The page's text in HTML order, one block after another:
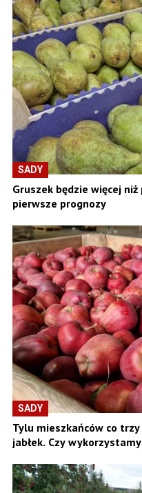
SADY
Gruszek będzie więcej niż
pierwsze prognozy
SADY
Tylu mieszkańców co trzy
jabłek. Czy